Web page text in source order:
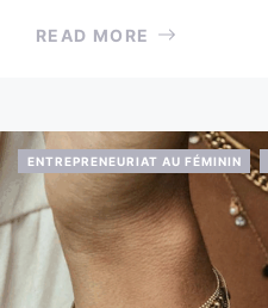
READ MORE
ENTREPRENEURIAT AU FÉMININ